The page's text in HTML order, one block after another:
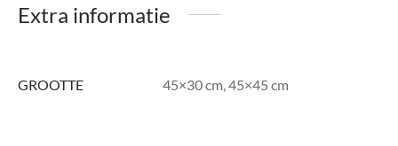
Extra informatie
GROOTTE 45×30 cm, 45×45 cm